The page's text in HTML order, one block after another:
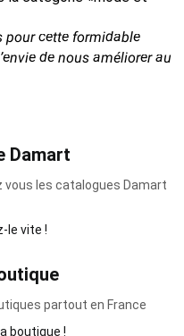
pour cette formidable
de nous améliorer au
Damart
vous les catalogues Damart
le vite !
partout en France
boutique !